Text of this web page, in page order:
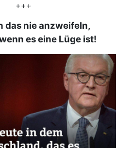
+++
das nie anzweifeln,
es eine Lüge ist!